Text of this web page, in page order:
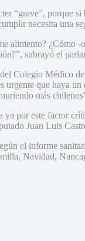
“grave”, porque
necesita una
alimento? ¿Cómo
subrayó el
Colegio Médico
urgente que haya
más
ya por este factor
Juan Luis
el informe
Navidad,